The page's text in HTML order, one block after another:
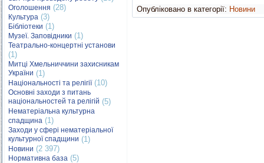
Оголошення (28)
Культура (3)
Бібліотеки (1)
Музеї. Заповідники (1)
Театрально-концертні установи
(1)
Митці Хмельниччини захисникам
України (1)
Національності та релігії(10)
Основні заходи з питань
національностей та релігій (5)
Нематеріальна культурна
спадщина (1)
Заходи у сфері нематеріальної
культурної спадщини (1)
Новини (2 397)
Нормативна база (5)
Опубліковано в категорії: Новини